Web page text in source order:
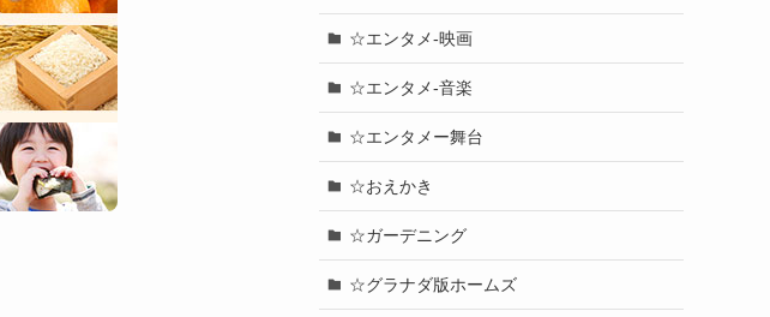
☆エンタメ-映画
☆エンタメ-音楽
☆エンタメー舞台
☆おえかき
☆ガーデニング
☆グラナダ版ホームズ